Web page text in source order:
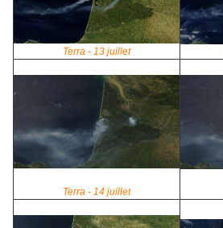
Terra - 13 juillet
Terra - 14 juillet